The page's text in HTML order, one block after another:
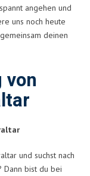
angehen und
uns noch heute
deinen
von
und suchst nach
Dann bist du bei